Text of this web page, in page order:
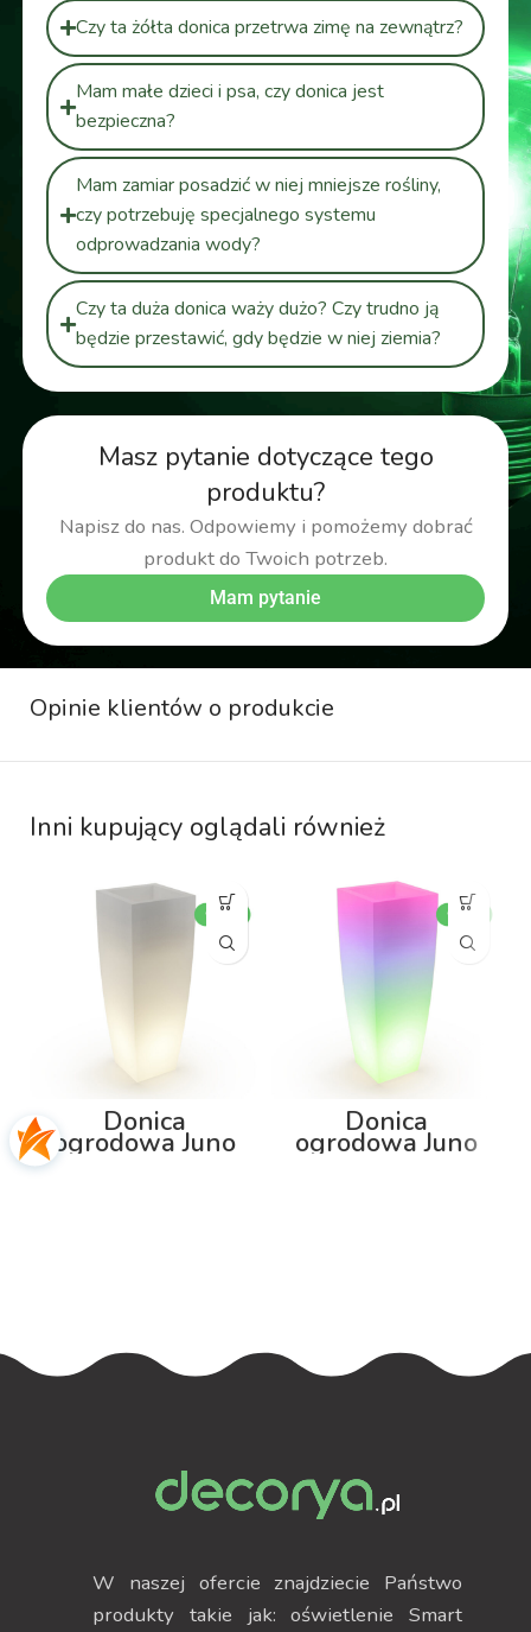
Masz pytanie dotyczące tego
produktu?
Napisz do nas. Odpowiemy i pomożemy dobrać
produkt do Twoich potrzeb.
Mam pytanie
Czy ta żółta donica przetrwa zimę na zewnątrz?
Mam małe dzieci i psa, czy donica jest
bezpieczna?
Mam zamiar posadzić w niej mniejsze rośliny,
czy potrzebuję specjalnego systemu
odprowadzania wody?
Czy ta duża donica waży dużo? Czy trudno ją
będzie przestawić, gdy będzie w niej ziemia?
Opinie klientów o produkcie
Inni kupujący oglądali również
Donica
ogrodowa Juno
Donica
ogrodowa Juno
W naszej ofercie znajdziecie Państwo
produkty takie jak: oświetlenie Smart